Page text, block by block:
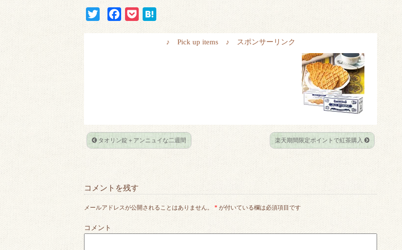
♪ Pick up items ♪ スポンサーリンク
タオリン錠＋アンニュイな二週間 楽天期間限定ポイントで紅茶購入
コメントを残す
メールアドレスが公開されることはありません。 * が付いている欄は必須項目です
コメント